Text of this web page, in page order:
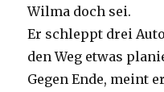
Wilma doch sei.
Er schleppt drei
den Weg etwas
Gegen Ende, meint